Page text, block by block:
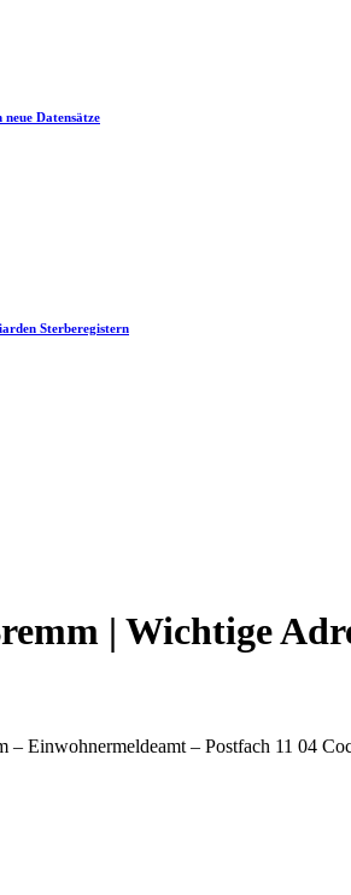
Datensätze
Sterberegistern
| Wichtige
– Einwohnermeldeamt – Postfach 11 04